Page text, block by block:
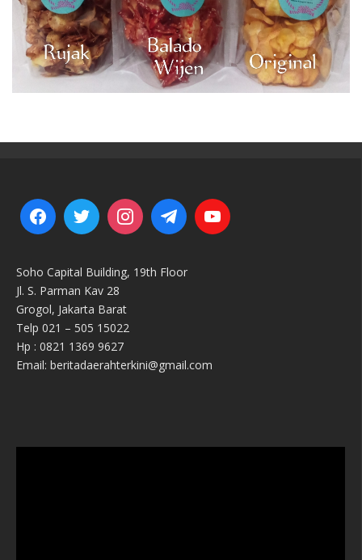
Soho Capital Building, 19th Floor
Jl. S. Parman Kav 28
Grogol, Jakarta Barat
Telp 021 – 505 15022
Hp : 0821 1369 9627
Email: beritadaerahterkini@gmail.com